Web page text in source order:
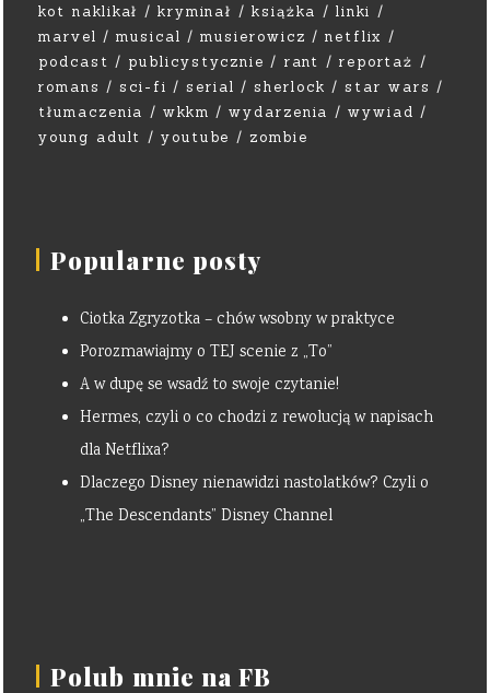
kot naklikał
kryminał książka
linki
marvel
musical musierowicz
netflix
podcast
publicystycznie rant
reportaż
romans
sci-fi serial sherlock
star wars
tłumaczenia
wkkm wydarzenia
wywiad
young adult
youtube zombie
Popularne posty
Ciotka Zgryzotka – chów wsobny w praktyce
Porozmawiajmy o TEJ scenie z „To”
A w dupę se wsadź to swoje czytanie!
Hermes, czyli o co chodzi z rewolucją w napisach
dla Netflixa?
Dlaczego Disney nienawidzi nastolatków? Czyli o
„The Descendants” Disney Channel
Polub mnie na FB